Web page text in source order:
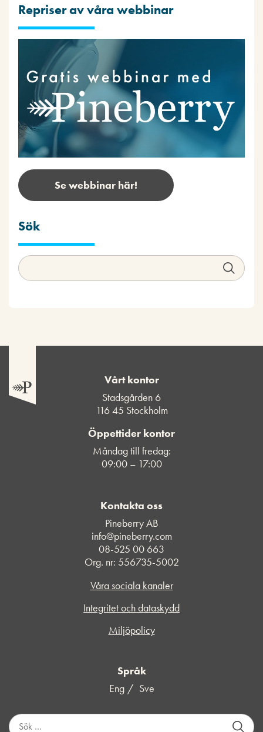
Repriser av våra webbinar
Se webbinar här!
Sök
Vårt kontor
Stadsgården 6
116 45 Stockholm
Öppettider kontor
Måndag till fredag:
09:00 – 17:00
Kontakta oss
Pineberry AB
info@pineberry.com
08-525 00 663
Org. nr: 556735-5002
Våra sociala kanaler
Integritet och dataskydd
Miljöpolicy
Språk
Eng
Sve
S
ö